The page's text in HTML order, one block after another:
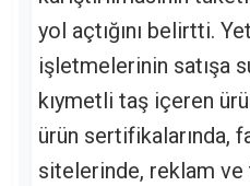
yol açtığını belirtti.
işletmelerinin satışa
kıymetli taş içeren
ürün sertifikalarında,
sitelerinde, reklam ve